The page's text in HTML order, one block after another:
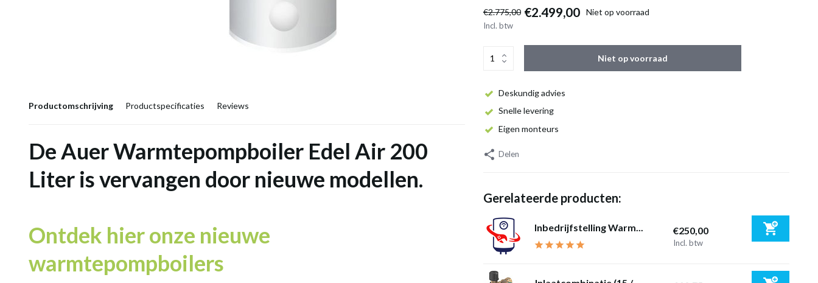
Productomschrijving Productspecificaties Reviews
De Auer Warmtepompboiler Edel Air 200
Liter is vervangen door nieuwe modellen.
Ontdek hier onze nieuwe
warmtepompboilers
€2.775,00 €2.499,00 Niet op voorraad
Incl. btw
Niet op voorraad
Deskundig advies
Snelle levering
Eigen monteurs
Delen
Gerelateerde producten:
Inbedrijfstelling Warm... €250,00
Incl. btw